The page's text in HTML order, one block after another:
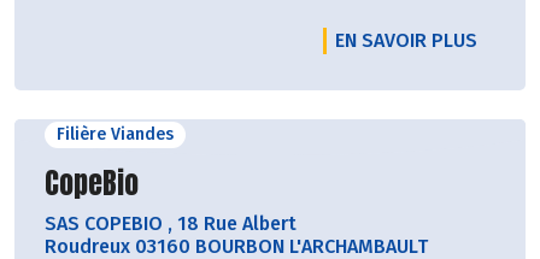
EN SAVOIR PLUS
Filière Viandes
Découvrir le producteur
CopeBio
SAS COPEBIO , 18 Rue Albert
Roudreux 03160 BOURBON L'ARCHAMBAULT